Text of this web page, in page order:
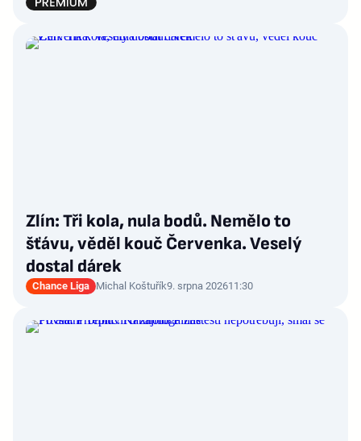
Zlín: Tři kola, nula bodů. Nemělo to
šťávu, věděl kouč Červenka. Veselý
dostal dárek
Chance Liga Michal Koštuřík9. srpna 202611:30